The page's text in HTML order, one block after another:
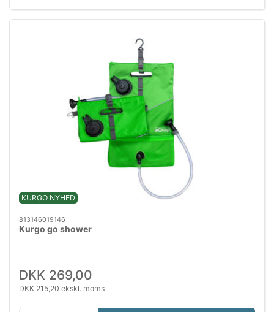
KURGO NYHED
813146019146
Kurgo go shower
DKK 269,00
DKK 215,20 ekskl. moms